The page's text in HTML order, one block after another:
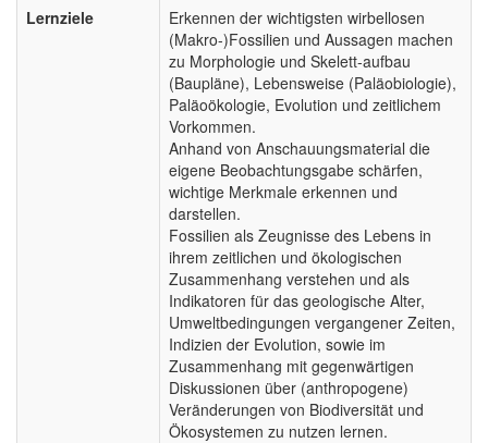
Lernziele
Erkennen der wichtigsten wirbellosen
(Makro-)Fossilien und Aussagen machen
zu Morphologie und Skelett-aufbau
(Baupläne), Lebensweise (Paläobiologie),
Paläoökologie, Evolution und zeitlichem
Vorkommen.
Anhand von Anschauungsmaterial die
eigene Beobachtungsgabe schärfen,
wichtige Merkmale erkennen und
darstellen.
Fossilien als Zeugnisse des Lebens in
ihrem zeitlichen und ökologischen
Zusammenhang verstehen und als
Indikatoren für das geologische Alter,
Umweltbedingungen vergangener Zeiten,
Indizien der Evolution, sowie im
Zusammenhang mit gegenwärtigen
Diskussionen über (anthropogene)
Veränderungen von Biodiversität und
Ökosystemen zu nutzen lernen.